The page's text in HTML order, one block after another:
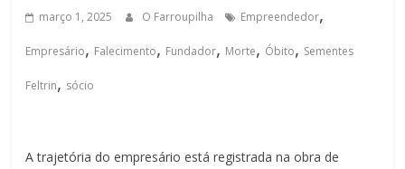
março 1, 2025 O Farroupilha Empreendedor,
Empresário, Falecimento, Fundador, Morte, Óbito, Sementes
Feltrin, sócio
A trajetória do empresário está registrada na obra de